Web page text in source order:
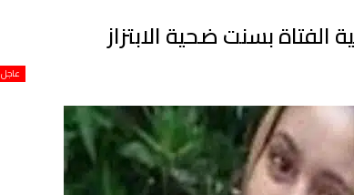
بسنت ضحية الابتزاز
عاجل